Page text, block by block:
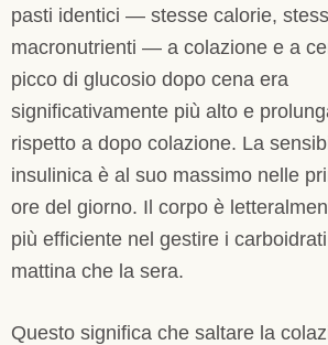
pasti identici — stesse calorie,
macronutrienti — a colazione e a
picco di glucosio dopo cena era
significativamente più alto e
rispetto a dopo colazione. La
insulinica è al suo massimo nelle
ore del giorno. Il corpo è
più efficiente nel gestire i
mattina che la sera.
Questo significa che saltare la